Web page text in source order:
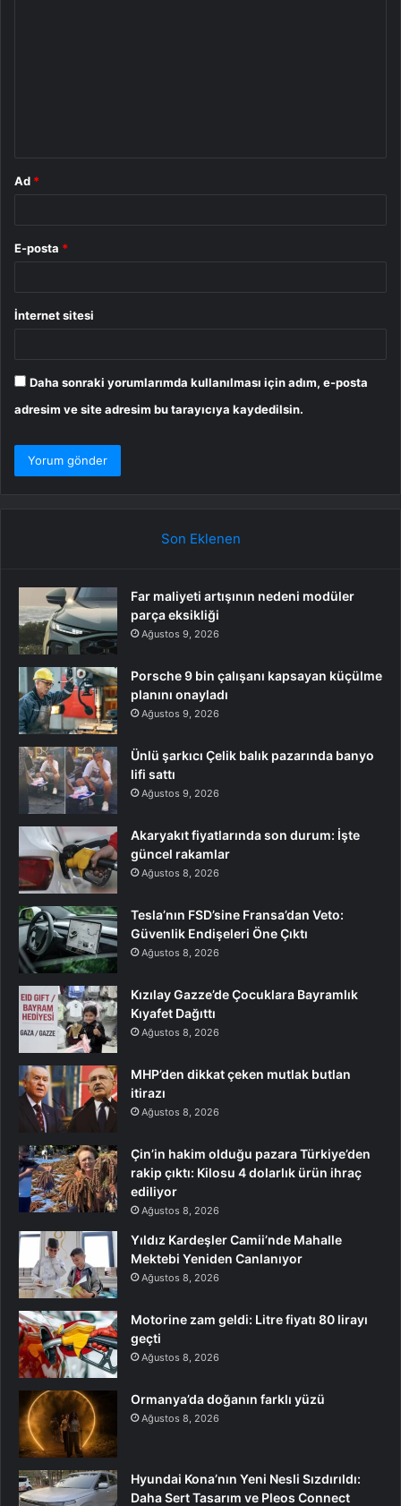
Ad *
E-posta *
İnternet sitesi
Daha sonraki yorumlarımda kullanılması için adım, e-posta
adresim ve site adresim bu tarayıcıya kaydedilsin.
Son Eklenen
Far maliyeti artışının nedeni modüler
parça eksikliği
Ağustos 9, 2026
Porsche 9 bin çalışanı kapsayan küçülme
planını onayladı
Ağustos 9, 2026
Ünlü şarkıcı Çelik balık pazarında banyo
lifi sattı
Ağustos 9, 2026
Akaryakıt fiyatlarında son durum: İşte
güncel rakamlar
Ağustos 8, 2026
Tesla’nın FSD’sine Fransa’dan Veto:
Güvenlik Endişeleri Öne Çıktı
Ağustos 8, 2026
Kızılay Gazze’de Çocuklara Bayramlık
Kıyafet Dağıttı
Ağustos 8, 2026
MHP’den dikkat çeken mutlak butlan
itirazı
Ağustos 8, 2026
Çin’in hakim olduğu pazara Türkiye’den
rakip çıktı: Kilosu 4 dolarlık ürün ihraç
ediliyor
Ağustos 8, 2026
Yıldız Kardeşler Camii’nde Mahalle
Mektebi Yeniden Canlanıyor
Ağustos 8, 2026
Motorine zam geldi: Litre fiyatı 80 lirayı
geçti
Ağustos 8, 2026
Ormanya’da doğanın farklı yüzü
Ağustos 8, 2026
Hyundai Kona’nın Yeni Nesli Sızdırıldı:
Daha Sert Tasarım ve Pleos Connect